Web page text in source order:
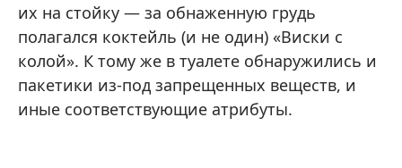
их на стойку — за обнаженную грудь
полагался коктейль (и не один) «Виски с
колой». К тому же в туалете обнаружились и
пакетики из-под запрещенных веществ, и
иные соответствующие атрибуты.